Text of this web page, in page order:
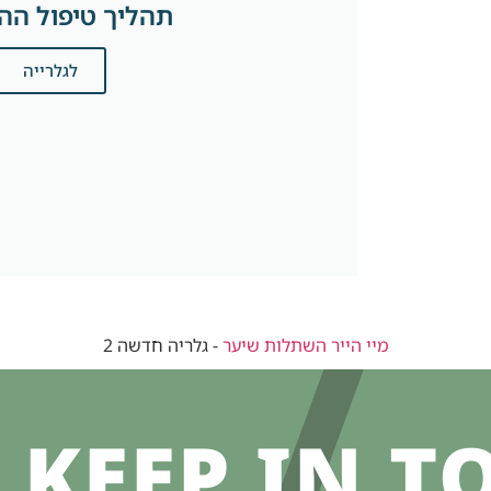
תהליך טיפול
לגלרייה
מיי הייר השתלות שיער-גלריה חדשה 2